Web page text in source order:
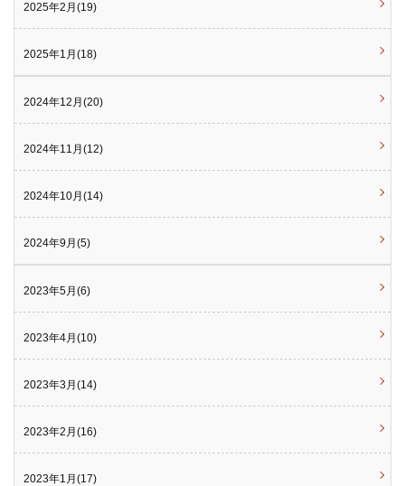
2025年2月(19)
2025年1月(18)
2024年12月(20)
2024年11月(12)
2024年10月(14)
2024年9月(5)
2023年5月(6)
2023年4月(10)
2023年3月(14)
2023年2月(16)
2023年1月(17)